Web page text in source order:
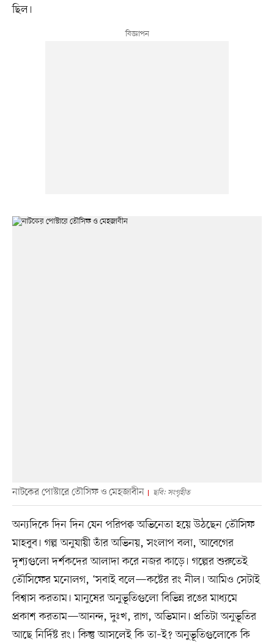
ছিল।
নাটকের পোস্টারে তৌসিফ ও মেহজাবীন ছবি: সংগৃহীত
অন্যদিকে দিন দিন যেন পরিপক্ব অভিনেতা হয়ে উঠছেন তৌসিফ
মাহবুব। গল্প অনুযায়ী তাঁর অভিনয়, সংলাপ বলা, আবেগের
দৃশ্যগুলো দর্শকদের আলাদা করে নজর কাড়ে। গল্পের শুরুতেই
তৌসিফের মনোলগ, ‘সবাই বলে—কষ্টের রং নীল। আমিও সেটাই
বিশ্বাস করতাম। মানুষের অনুভূতিগুলো বিভিন্ন রঙের মাধ্যমে
প্রকাশ করতাম—আনন্দ, দুঃখ, রাগ, অভিমান। প্রতিটা অনুভূতির
আছে নির্দিষ্ট রং। কিন্তু আসলেই কি তা–ই? অনুভূতিগুলোকে কি